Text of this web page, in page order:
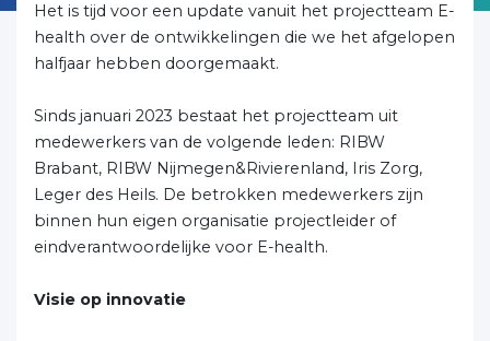
Het is tijd voor een update vanuit het projectteam E-
health over de ontwikkelingen die we het afgelopen
halfjaar hebben doorgemaakt.
Sinds januari 2023 bestaat het projectteam uit
medewerkers van de volgende leden: RIBW
Brabant, RIBW Nijmegen&Rivierenland, Iris Zorg,
Leger des Heils. De betrokken medewerkers zijn
binnen hun eigen organisatie projectleider of
eindverantwoordelijke voor E-health.
Visie op innovatie